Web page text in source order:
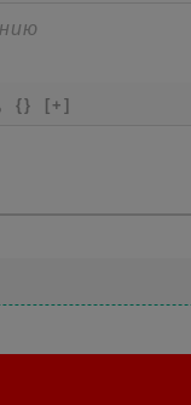
{} [+]